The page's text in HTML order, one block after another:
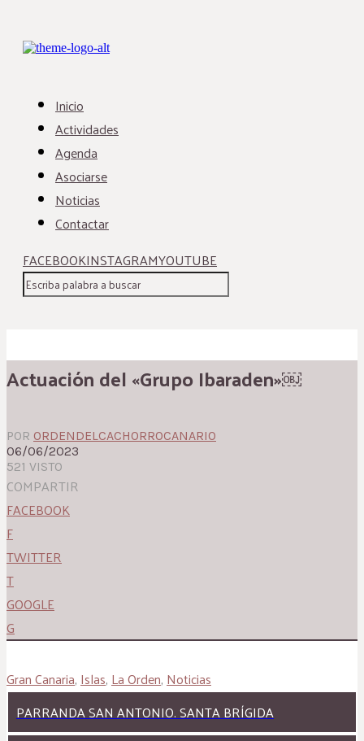
Inicio
Actividades
Agenda
Asociarse
Noticias
Contactar
FACEBOOKINSTAGRAMYOUTUBE
Actuación del «Grupo Ibaraden»￼
POR ORDENDELCACHORROCANARIO
06/06/2023
521 VISTO
COMPARTIR
FACEBOOK
F
TWITTER
T
GOOGLE
G
Gran Canaria,Islas,La Orden,Noticias
PARRANDA SAN ANTONIO. SANTA BRÍGIDA